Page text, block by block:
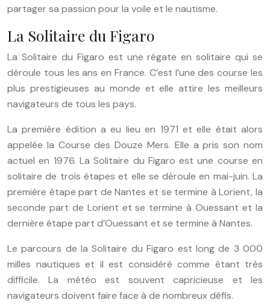
partager sa passion pour la voile et le nautisme.
La Solitaire du Figaro
La Solitaire du Figaro est une régate en solitaire qui se
déroule tous les ans en France. C’est l’une des course les
plus prestigieuses au monde et elle attire les meilleurs
navigateurs de tous les pays.
La première édition a eu lieu en 1971 et elle était alors
appelée la Course des Douze Mers. Elle a pris son nom
actuel en 1976. La Solitaire du Figaro est une course en
solitaire de trois étapes et elle se déroule en mai-juin. La
première étape part de Nantes et se termine à Lorient, la
seconde part de Lorient et se termine à Ouessant et la
dernière étape part d’Ouessant et se termine à Nantes.
Le parcours de la Solitaire du Figaro est long de 3 000
milles nautiques et il est considéré comme étant très
difficile. La météo est souvent capricieuse et les
navigateurs doivent faire face à de nombreux défis.